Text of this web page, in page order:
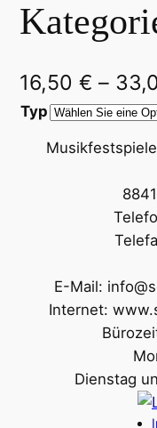
16,50€ –
Typ
E-Mail:
Internet:
Dienstag